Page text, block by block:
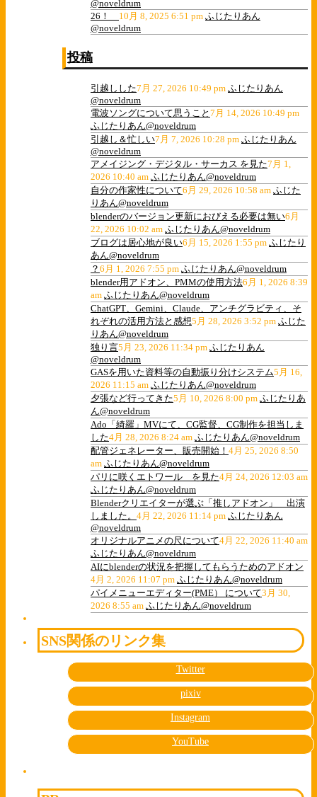
@noveldrum
26！ 10月 8, 2025 6:51 pm ふじたりあん
@noveldrum
投稿
引越しした7月 27, 2026 10:49 pm ふじたりあん
@noveldrum
電波ソングについて思うこと 7月 14, 2026 10:49 pm
ふじたりあん@noveldrum
引越し＆忙しい7月 7, 2026 10:28 pm ふじたりあん
@noveldrum
アメイジング・デジタル・サーカス を見た7月 1,
2026 10:40 am ふじたりあん@noveldrum
自分の作家性について6月 29, 2026 10:58 am ふじた
りあん@noveldrum
blenderのバージョン更新におびえる必要は無い6月
22, 2026 10:02 am ふじたりあん@noveldrum
ブログは居心地が良い6月 15, 2026 1:55 pm ふじたり
あん@noveldrum
？ 6月 1, 2026 7:55 pm ふじたりあん@noveldrum
blender用アドオン、PMMの使用方法6月 1, 2026 8:39
am ふじたりあん@noveldrum
ChatGPT、Gemini、Claude、アンチグラビティ、そ
れぞれの活用方法と感想5月 28, 2026 3:52 pm ふじた
りあん@noveldrum
独り言5月 23, 2026 11:34 pm ふじたりあん
@noveldrum
GASを用いた資料等の自動振り分けシステム5月 16,
2026 11:15 am ふじたりあん@noveldrum
夕張など行ってきた5月 10, 2026 8:00 pm ふじたりあ
ん@noveldrum
Ado「綺羅」MVにて、CG監督、CG制作を担当しま
した4月 28, 2026 8:24 am ふじたりあん@noveldrum
配管ジェネレーター、販売開始！ 4月 25, 2026 8:50
am ふじたりあん@noveldrum
パリに咲くエトワール を見た4月 24, 2026 12:03 am
ふじたりあん@noveldrum
Blenderクリエイターが選ぶ「推しアドオン」 出演
しました。 4月 22, 2026 11:14 pm ふじたりあん
@noveldrum
オリジナルアニメの尺について4月 22, 2026 11:40 am
ふじたりあん@noveldrum
AIにblenderの状況を把握してもらうためのアドオン
4月 2, 2026 11:07 pm ふじたりあん@noveldrum
パイメニューエディター(PME） について3月 30,
2026 8:55 am ふじたりあん@noveldrum
SNS関係のリンク集
Twitter
pixiv
Instagram
YouTube